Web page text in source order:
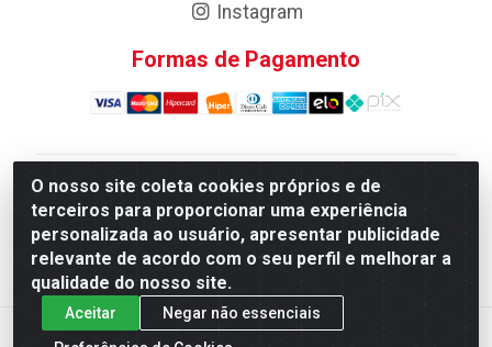
O nosso site coleta cookies próprios e de
terceiros para proporcionar uma experiência
personalizada ao usuário, apresentar publicidade
relevante de acordo com o seu perfil e melhorar a
qualidade do nosso site.
Aceitar
Negar não essenciais
Instagram
Formas de Pagamento
Atacadao da Limpeza F. Pereira Queiroz Comercio e
Distribuicao LTDA - Quadra Qi 10 Lotes 39 e, 41 - Setor
Industrial (Taguatinga), Brasília/DF - CEP 72.135-100 -
CNPJ 13.184.675/0001-80